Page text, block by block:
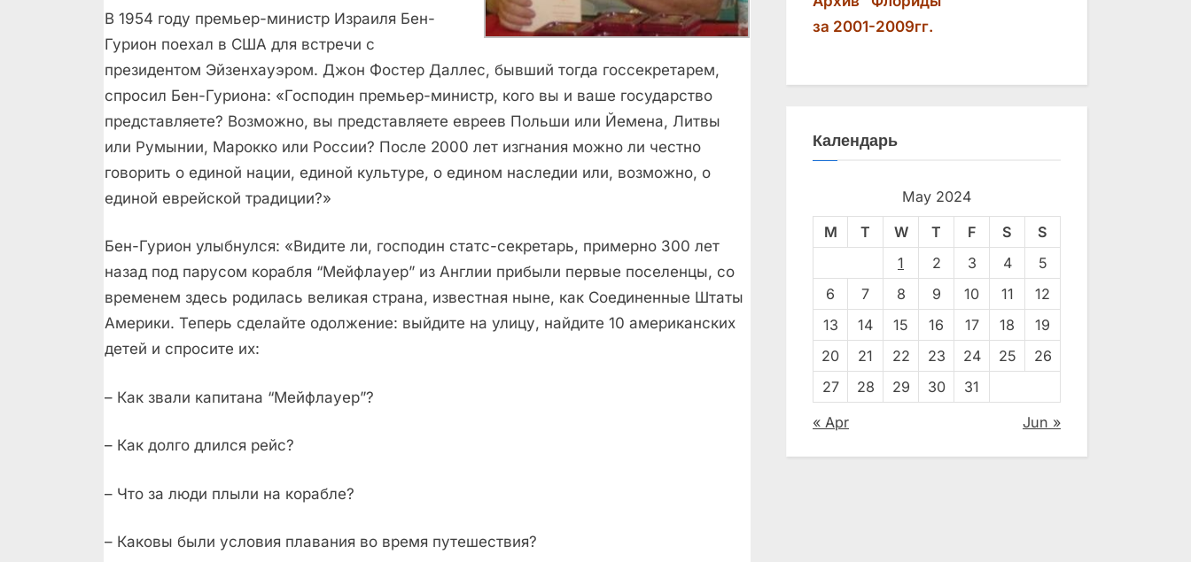
В 1954 году премьер-министр Израиля Бен-
Гурион поехал в США для встречи с
президентом Эйзенхауэром. Джон Фостер Даллес, бывший тогда госсекретарем,
спросил Бен-Гуриона: «Господин премьер-министр, кого вы и ваше государство
представляете? Возможно, вы представляете евреев Польши или Йемена, Литвы
или Румынии, Марокко или России? После 2000 лет изгнания можно ли честно
говорить о единой нации, единой культуре, о едином наследии или, возможно, о
единой еврейской традиции?»
Бен-Гурион улыбнулся: «Видите ли, господин статс-секретарь, примерно 300 лет
назад под парусом корабля “Мейфлауер” из Англии прибыли первые поселенцы, со
временем здесь родилась великая страна, известная ныне, как Соединенные Штаты
Америки. Теперь сделайте одолжение: выйдите на улицу, найдите 10 американских
детей и спросите их:
– Как звали капитана “Мейфлауер”?
– Как долго длился рейс?
– Что за люди плыли на корабле?
– Каковы были условия плавания во время путешествия?
за 2001-2009гг.
Календарь
May 2024
M T W T F S
S
1
2 3 4
5
6
7 8 9 10 11
12
13
14 15 16 17 18
19
20
21 22 23 24 25
26
27
28 29 30 31
« Apr Jun »